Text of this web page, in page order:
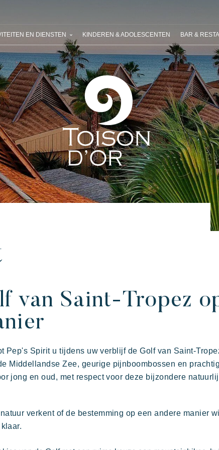
EN DIENSTEN KINDEREN & ADOLESCENTEN BAR &
van Saint-Tropez
Pep's Spirit u tijdens uw verblijf de Golf van Saint-
Middellandse Zee, geurige pijnboombossen en
jong en oud, met respect voor deze bijzondere
verkent of de bestemming op een andere manier